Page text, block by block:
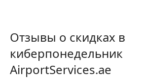
Отзывы о скидках в
киберпонедельник
AirportServices.ae